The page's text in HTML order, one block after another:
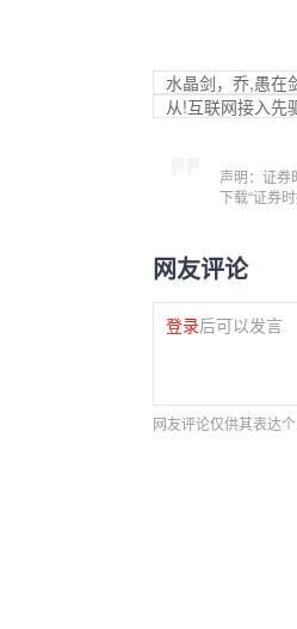
水晶剑，乔,愚在
从!互联网接入先
声明：证券
下载“证券
网友评论
登录后可以发言
网友评论仅供其表达